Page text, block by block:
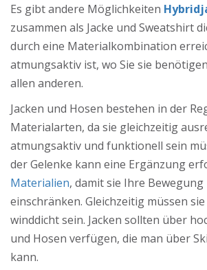
Es gibt andere Möglichkeiten
zusammen als Jacke und Sweatshirt
durch eine Materialkombination
atmungsaktiv ist, wo Sie sie
allen anderen.
Jacken und Hosen bestehen in der
Materialarten, da sie gleichzeitig
atmungsaktiv und funktionell sein
der Gelenke kann eine Ergänzung
Materialien, damit sie Ihre
einschränken. Gleichzeitig müssen
winddicht sein. Jacken sollten über
und Hosen verfügen, die man über
kann.